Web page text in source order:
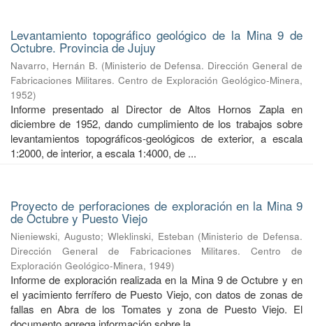
Levantamiento topográfico geológico de la Mina 9 de
Octubre. Provincia de Jujuy
Navarro, Hernán B. (Ministerio de Defensa. Dirección General de
Fabricaciones Militares. Centro de Exploración Geológico-Minera,
1952)
Informe presentado al Director de Altos Hornos Zapla en
diciembre de 1952, dando cumplimiento de los trabajos sobre
levantamientos topográficos-geológicos de exterior, a escala
1:2000, de interior, a escala 1:4000, de ...
Proyecto de perforaciones de exploración en la Mina 9
de Octubre y Puesto Viejo
Nieniewski, Augusto; Wleklinski, Esteban (Ministerio de Defensa.
Dirección General de Fabricaciones Militares. Centro de
Exploración Geológico-Minera, 1949)
Informe de exploración realizada en la Mina 9 de Octubre y en
el yacimiento ferrífero de Puesto Viejo, con datos de zonas de
fallas en Abra de los Tomates y zona de Puesto Viejo. El